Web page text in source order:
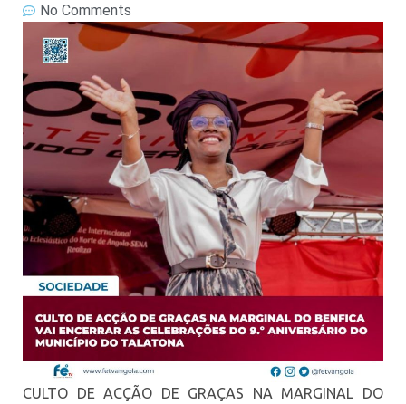
No Comments
CULTO DE ACÇÃO DE GRAÇAS NA MARGINAL DO